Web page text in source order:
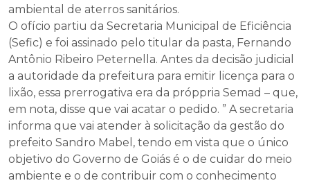
ambiental de aterros sanitários.
O ofício partiu da Secretaria Municipal de Eficiência
(Sefic) e foi assinado pelo titular da pasta, Fernando
Antônio Ribeiro Peternella. Antes da decisão judicial
a autoridade da prefeitura para emitir licença para o
lixão, essa prerrogativa era da próppria Semad – que,
em nota, disse que vai acatar o pedido. ” A secretaria
informa que vai atender à solicitação da gestão do
prefeito Sandro Mabel, tendo em vista que o único
objetivo do Governo de Goiás é o de cuidar do meio
ambiente e o de contribuir com o conhecimento